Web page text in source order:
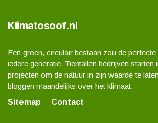
Klimatosoof.nl
Een groen, circulair bestaan zou de
iedere generatie. Tientallen bedrijven starten
projecten om de natuur in zijn waarde te
bloggen maandelijks over het klimaat.
Sitemap
Contact